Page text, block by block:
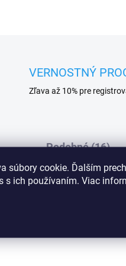
súbory cookie. Ďalším
s ich používaním. Viac
VERNOSTNÝ
Zľava až 10% pre
Podobné (16)
na dotyk mimoriadne
Opasok s opaskom.